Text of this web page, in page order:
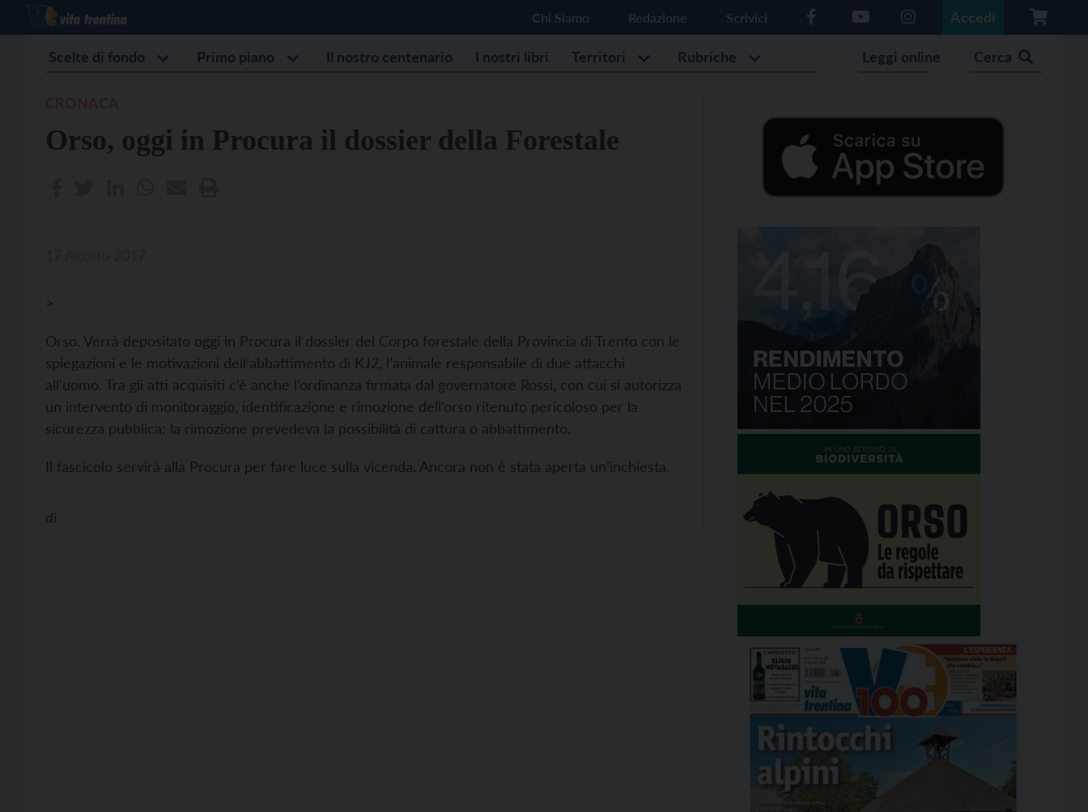
Chi Siamo Redazione Scrivici Accedi
Scelte di fondo Primo piano Il nostro centenario I nostri libri Territori Rubriche Leggi online Cerca
Orso, oggi in Procura il dossier della Forestale
>
Orso. Verrà depositato oggi in Procura il dossier del Corpo forestale della Provincia di Trento con le
spiegazioni e le motivazioni dell’abbattimento di KJ2, l’animale responsabile di due attacchi
all’uomo. Tra gli atti acquisiti c’è anche l’ordinanza firmata dal governatore Rossi, con cui si autorizza
un intervento di monitoraggio, identificazione e rimozione dell’orso ritenuto pericoloso per la
sicurezza pubblica: la rimozione prevedeva la possibilità di cattura o abbattimento.
Il fascicolo servirà alla Procura per fare luce sulla vicenda. Ancora non è stata aperta un’inchiesta.
di